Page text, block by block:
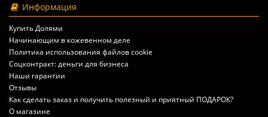
Информация
Купить Долями
Начинающим в кожевенном деле
Политика использования файлов cookie
Соцконтракт: деньги для бизнеса
Наши гарантии
Отзывы
Как сделать заказ и получить полезный и приятный ПОДАРОК?
О магазине